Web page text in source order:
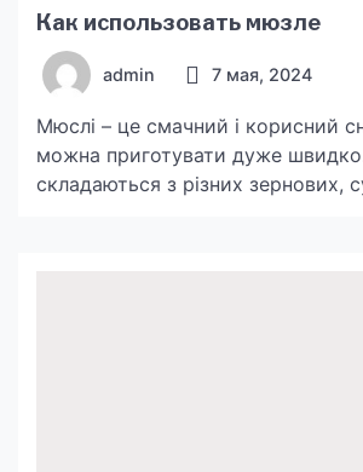
Как использовать мюзле
admin 7 мая, 2024
Мюслі – це смачний і корисний
можна приготувати дуже
складаються з різних зернових,